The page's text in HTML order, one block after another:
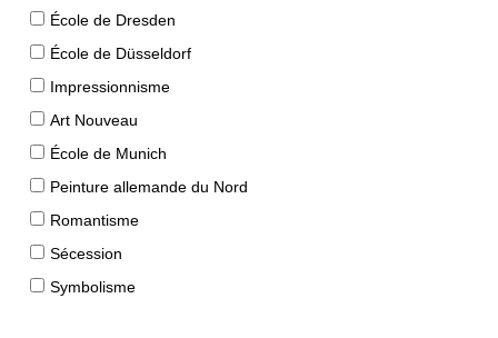
École de Dresden
École de Düsseldorf
Impressionnisme
Art Nouveau
École de Munich
Peinture allemande du Nord
Romantisme
Sécession
Symbolisme